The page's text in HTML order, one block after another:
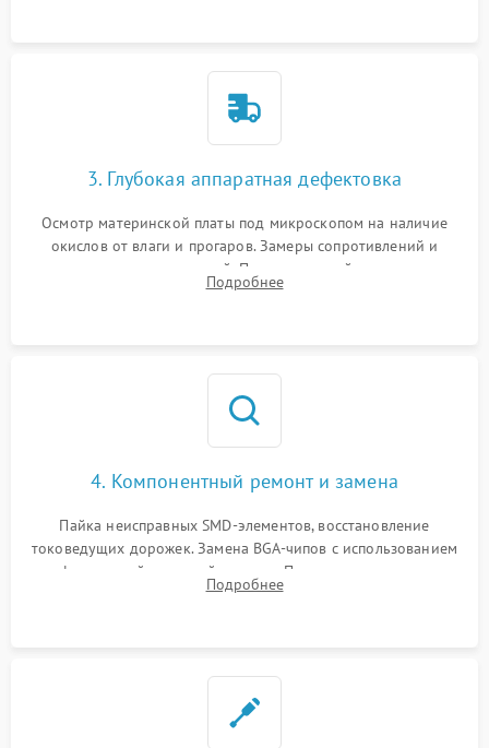
3. Глубокая аппаратная дефектовка
Осмотр материнской платы под микроскопом на наличие
окислов от влаги и прогаров. Замеры сопротивлений и
дежурных напряжений. Проверка цепей питания,
мультиконтроллера, процессора и видеочипа.
Подробнее
4. Компонентный ремонт и замена
Пайка неисправных SMD-элементов, восстановление
токоведущих дорожек. Замена BGA-чипов с использованием
инфракрасной паяльной станции. Прошивка микросхемы
BIOS или замена поврежденных портов USB
Подробнее